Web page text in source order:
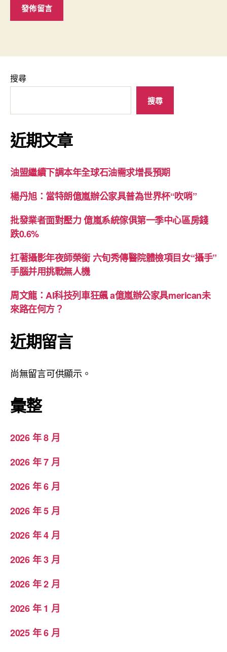
搜尋
搜尋
近期文章
油盟繼續下調本年全球石油需求增長預期
楊丹旭：當特朗億嵐辦公家具普為世界杯“吹哨”
批發業者面對壓力 億嵐系統傢俱第一季中心區房錢
跌0.6%
扛著攝影年夜師榮銜 六旬秀傳醫院體檢項目女“攝手”
手腦并用挑戰無人機
周文龍：AI科技列車狂飆 a億嵐辦公家具merican未
來路在何方？
近期留言
尚無留言可供顯示。
彙整
2026 年 8 月
2026 年 7 月
2026 年 6 月
2026 年 5 月
2026 年 4 月
2026 年 3 月
2026 年 2 月
2026 年 1 月
2025 年 6 月